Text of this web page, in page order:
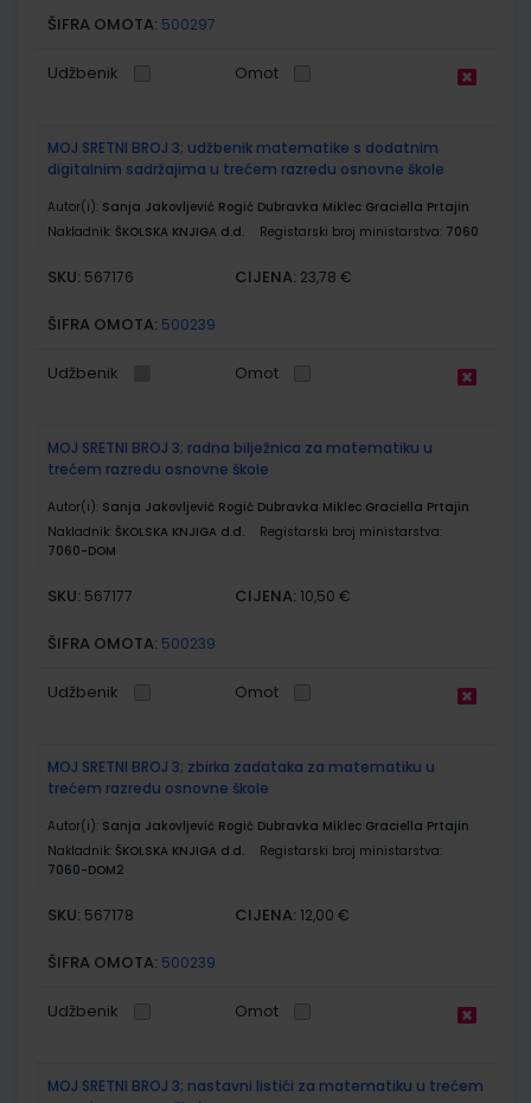
ŠIFRA OMOTA: 500297
Udžbenik Omot
MOJ SRETNI BROJ 3; udžbenik matematike s dodatnim
digitalnim sadržajima u trećem razredu osnovne škole
Autor(i): Sanja Jakovljević Rogić Dubravka Miklec Graciella Prtajin
Nakladnik: ŠKOLSKA KNJIGA d.d. Registarski broj ministarstva: 7060
SKU: 567176 CIJENA: 23,78 €
ŠIFRA OMOTA: 500239
Udžbenik Omot
MOJ SRETNI BROJ 3; radna bilježnica za matematiku u
trećem razredu osnovne škole
Autor(i): Sanja Jakovljević Rogić Dubravka Miklec Graciella Prtajin
Nakladnik: ŠKOLSKA KNJIGA d.d.
Registarski broj ministarstva:
7060-DOM
SKU: 567177 CIJENA: 10,50 €
ŠIFRA OMOTA: 500239
Udžbenik Omot
MOJ SRETNI BROJ 3; zbirka zadataka za matematiku u
trećem razredu osnovne škole
Autor(i): Sanja Jakovljević Rogić Dubravka Miklec Graciella Prtajin
Nakladnik: ŠKOLSKA KNJIGA d.d.
Registarski broj ministarstva:
7060-DOM2
SKU: 567178 CIJENA: 12,00 €
ŠIFRA OMOTA: 500239
Udžbenik Omot
MOJ SRETNI BROJ 3; nastavni listići za matematiku u trećem